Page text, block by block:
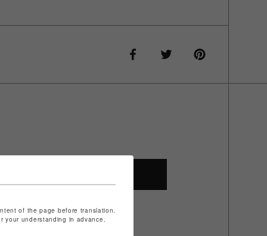
of the page before translation.
your understanding in advance.